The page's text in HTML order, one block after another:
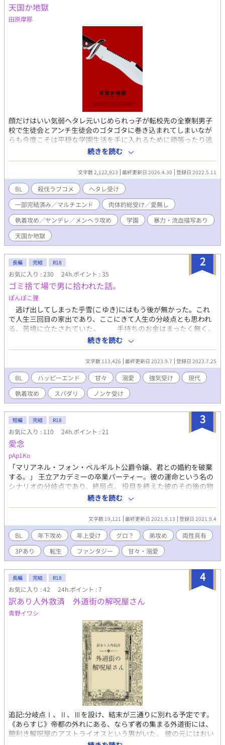
天国か地獄
田原摩耶
顔だけはいい気弱ヘタレ元いじめられっ子が転校先の全寮制男子
校で生徒会とアンチ生徒会のゴタゴタに巻き込まれてしまいなが
らも今度こそは平穏な学園生活を手に入れるために頑張ったり逃
げたりする殺伐ギスギスラブコメBL学園モノ。 登場人物が大体性
格に難あり。無理矢理描写、暴力描写ありなので基本なんでも許
せる方向けです。 本編は分岐点以降で展開が分かれるマルチエン
ドになります。 現在√α、√βの２本完結済み。 √ｃはのんびり更
新予定。
続きを読む
文字数 2,122,923 最終更新日 2026.4.30 登録日 2022.5.11
BL 殺伐ラブコメ
ヘタレ受け
一部完結済み／マルチエンド
肉体的総受け／愛無し
執着攻め／ヤンデレ／メンヘラ攻め
学園
暴力・流血描写あり
天国か地獄
2
長編 完結 R18
お気に入り : 230 24h.ポイント : 35
ゴミ捨て場で男に拾われた話。
ぽんぽこ狸
逃げ出してしまった乎雪(こゆき)にはもう後が無かった。これ
で人生三回目の家出であり、ここにきて人生の分岐点とも思われ
る、苦境に立たされていた。 手持ちのお金はまったく無く、
しかし、ひとところに留まっていると、いつの間にか追いかけて
きた彼に出くわしてしまう。そのたびに、罵詈雑言を浴びせられ
るのが、心底いやで気力で足を動かす。 けれども、ついに限界
がきてそばにあった電柱に寄りかかり、そのまま崩れ落ちて蹲っ
た。乎雪は、すぐそこがゴミ捨て場であることにも気が付かずに
膝を抱いて眠りについた。 目を覚まして、また歩き出そうと考
えた時、一人の男性が乎雪を見て足を止める。 そんな彼が提案
したのは、ペットにならないかという事。どう考えてもおかしな
誘いだが、乎雪は、空腹に耐えかねて、ついていく決心をする。
そして求められた行為とペットの生活。逃げようと考えるのにそ
の時には既に手遅れで━━━？ 受け 間中 乎雪(まなか こゆ
き)24歳 強気受け、一度信用した人間は、骨の髄まで、信頼するタ
イプ。 攻め 東 清司(あずま せいじ)27歳 溺愛攻め、一見優し
気に見えるが、実は腹黒いタイプ。
続きを読む
文字数 113,426 最終更新日 2023.9.7 登録日 2023.7.25
BL ハッピーエンド 甘々 溺愛 強気受け
現代
執着攻め
スパダリ ノンケ受け
3
短編 完結 R18
お気に入り : 110 24h.ポイント : 21
愛念
pAp1Ko
「マリアネル・フォン・ベルギルト公爵令嬢、君との婚約を破棄
する。」 王立アカデミーの卒業パーティー。彼の運命という名の
シナリオの分岐点であり、終局点。 役目を終えた彼のその後の物
語。 ※BL要素あり ※完結済み(更新予約済み) R18は、こんながっ
つり書くの初めてなので、温かい眼差しで読んでください。
続きを読む
文字数 19,121 最終更新日 2021.9.13 登録日 2021.9.4
BL 年下攻め 年上受け グロ？ 弟攻め
両性具有
3Pあり
転生 ファンタジー 甘々・溺愛
4
長編 完結 R18
お気に入り : 42 24h.ポイント : 7
訳あり人外救済 外道街の解呪屋さん
青野イワシ
追記:分岐点Ⅰ、Ⅱ、Ⅲを設け、結末が三通りに別れる予定です。
《あらすじ》帝都の外れにある、ならず者の集まる外道街には、
腕利き解呪屋のアストライオスという男がいた。 彼の元にはおい
それと他人に話せない呪いにかかった者が訪れるという。 その中